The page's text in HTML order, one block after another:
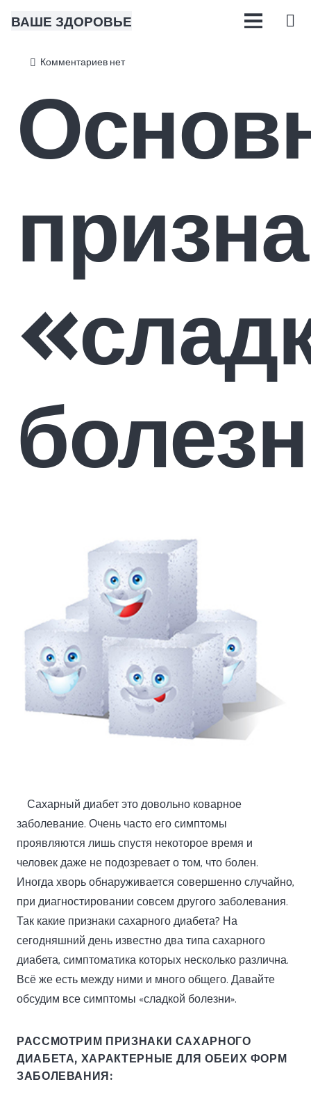
ВАШЕ ЗДОРОВЬЕ
Комментариев нет
Сахарный диабет это довольно коварное
заболевание. Очень часто его симптомы
проявляются лишь спустя некоторое время и
человек даже не подозревает о том, что болен.
Иногда хворь обнаруживается совершенно случайно,
при диагностировании совсем другого заболевания.
Так какие признаки сахарного диабета? На
сегодняшний день известно два типа сахарного
диабета, симптоматика которых несколько различна.
Всё же есть между ними и много общего. Давайте
обсудим все симптомы «сладкой болезни».
РАССМОТРИМ ПРИЗНАКИ САХАРНОГО
ДИАБЕТА, ХАРАКТЕРНЫЕ ДЛЯ ОБЕИХ ФОРМ
ЗАБОЛЕВАНИЯ: